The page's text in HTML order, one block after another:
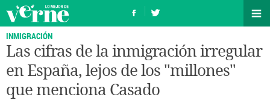
INMIGRACIÓN
Las cifras de la inmigración irregular
en España, lejos de los "millones"
que menciona Casado